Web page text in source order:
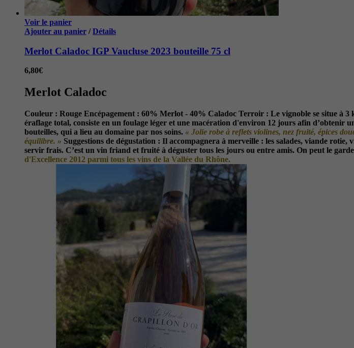
Voir le panier
Ajouter au panier / Détails
Merlot Caladoc IGP Vaucluse 2023 bouteille 75 cl
6,80€
Merlot Caladoc
Couleur : Rouge Encépagement : 60% Merlot - 40% Caladoc Terroir : Le vignoble se situe à
éraflage total, consiste en un foulage léger et une macération d'environ 12 jours afin d’obtenir
bouteilles, qui a lieu au domaine par nos soins. « Jolie robe à reflets violines, nez fruité, épices
équilibre. » Suggestions de dégustation : Il accompagnera à merveille : les salades, viande rotie,
servir frais. C’est un vin friand et fruité à déguster tous les jours ou entre amis. On peut le
d'Excellence 2012 parmi tous les vins de la Vallée du Rhône.